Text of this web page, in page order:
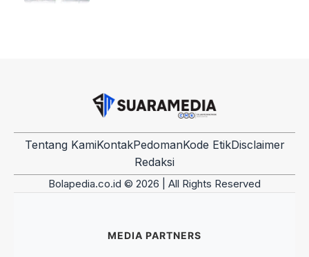
Tentang KamiKontakPedomanKode EtikDisclaimer
Redaksi
Bolapedia.co.id © 2026 | All Rights Reserved
MEDIA PARTNERS